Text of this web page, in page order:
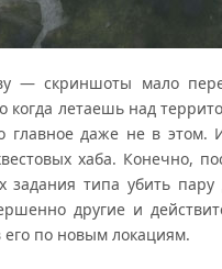
— скриншоты мало
когда летаешь над
главное даже не в
хаба. Конечно,
типа убить пару
другие и
по новым локациям.